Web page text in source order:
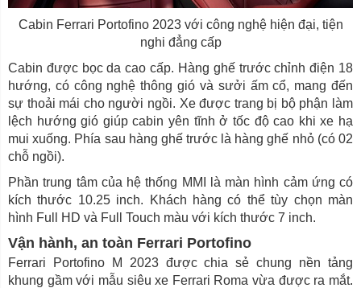
Cabin Ferrari Portofino 2023 với công nghệ hiện đại, tiện
nghi đẳng cấp
Cabin được bọc da cao cấp. Hàng ghế trước chỉnh điện 18
hướng, có công nghệ thông gió và sưởi ấm cổ, mang đến
sự thoải mái cho người ngồi. Xe được trang bị bộ phận làm
lệch hướng gió giúp cabin yên tĩnh ở tốc độ cao khi xe hạ
mui xuống. Phía sau hàng ghế trước là hàng ghế nhỏ (có 02
chỗ ngồi).
Phần trung tâm của hệ thống MMI là màn hình cảm ứng có
kích thước 10.25 inch. Khách hàng có thể tùy chọn màn
hình Full HD và Full Touch màu với kích thước 7 inch.
Vận hành, an toàn Ferrari Portofino
Ferrari Portofino M 2023 được chia sẻ chung nền tảng
khung gầm với mẫu siêu xe Ferrari Roma vừa được ra mắt.